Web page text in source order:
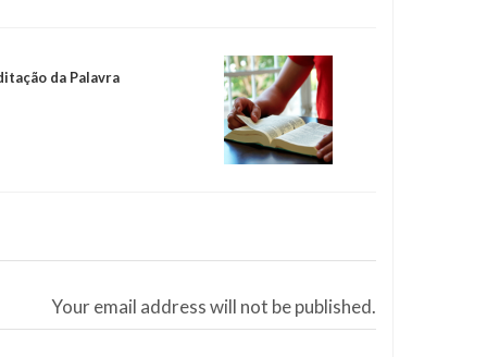
da Palavra
Your email address will not be published.